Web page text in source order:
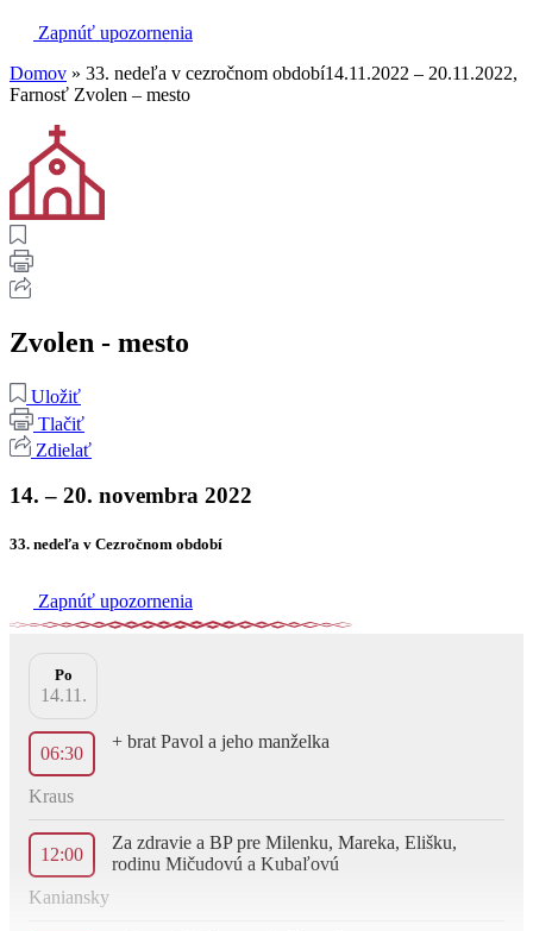
Zapnúť upozornenia
Domov » 33. nedeľa v cezročnom období14.11.2022 – 20.11.2022,
Farnosť Zvolen – mesto
Zvolen - mesto
Uložiť
Tlačiť
Zdielať
14. – 20. novembra 2022
33. nedeľa v Cezročnom období
Zapnúť upozornenia
Po
14.11.
06:30
+ brat Pavol a jeho manželka
Kraus
12:00
Za zdravie a BP pre Milenku, Mareka, Elišku,
rodinu Mičudovú a Kubaľovú
Kaniansky